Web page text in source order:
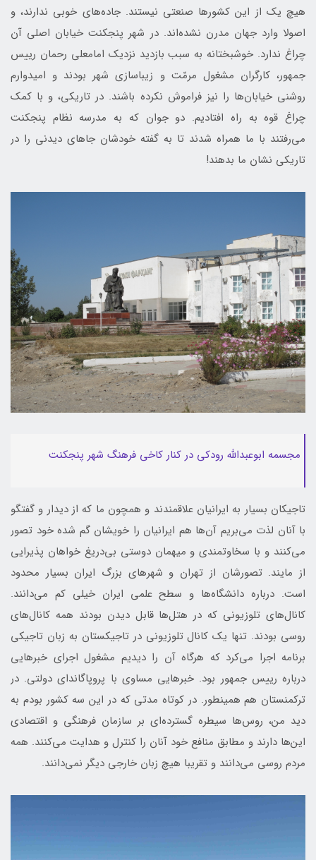
هیچ یک از این کشورها صنعتی نیستند. جاده‌های خوبی ندارند، و
اصولا وارد جهان مدرن نشده‌اند. در شهر پنجکنت خیابان اصلی آن
چراغ ندارد. خوشبختانه به سبب بازدید نزدیک امامعلی رحمان رییس
جمهور، کارگران مشغول مرمّت و زیباسازی شهر بودند و امیدوارم
روشنی خیابان‌ها را نیز فراموش نکرده باشند. در تاریکی، و با کمک
چراغ قوه به راه افتادیم. دو جوان که به مدرسه نظام پنجکنت
می‌رفتند با ما همراه شدند تا به گفته خودشان جاهای دیدنی را در
تاریکی نشان ما بدهند!
مجسمه ابوعبدالله رودکی در کنار کاخی فرهنگ شهر پنجکنت
تاجیکان بسیار به ایرانیان علاقمندند و همچون ما که از دیدار و گفتگو
با آنان لذت می‌بریم آن‌ها هم ایرانیان را خویشان گم شده خود تصور
می‌کنند و با سخاوتمندی و میهمان دوستی بی‌دریغ خواهان پذیرایی
از مایند. تصورشان از تهران و شهرهای بزرگ ایران بسیار محدود
است. درباره دانشگاه‌ها و سطح علمی ایران خیلی کم می‌دانند.
کانال‌های تلوزیونی که در هتل‌ها قابل دیدن بودند همه کانال‌های
روسی بودند. تنها یک کانال تلوزیونی در تاجیکستان به زبان تاجیکی
برنامه اجرا می‌کرد که هرگاه آن را دیدیم مشغول اجرای خبرهایی
درباره رییس جمهور بود. خبرهایی مساوی با پروپاگاندای دولتی. در
ترکمنستان هم همینطور. در کوتاه مدتی که در این سه کشور بودم به
دید من، روس‌ها سیطره گسترده‌ای بر سازمان فرهنگی و اقتصادی
این‌ها دارند و مطابق منافع خود آنان را کنترل و هدایت می‌کنند. همه
مردم روسی می‌دانند و تقریبا هیچ زبان خارجی دیگر نمی‌دانند.